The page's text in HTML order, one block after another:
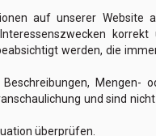
auf unserer
werden, die
Mengen-
und sind
überprüfen.